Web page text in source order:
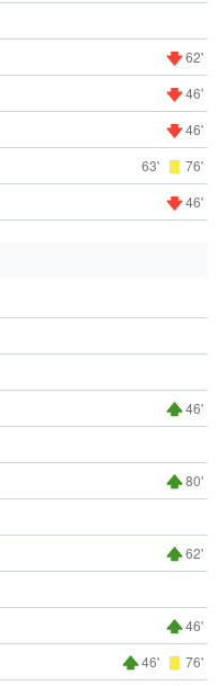
62'
46'
46'
63' 76'
46'
46'
80'
62'
46'
46' 76'